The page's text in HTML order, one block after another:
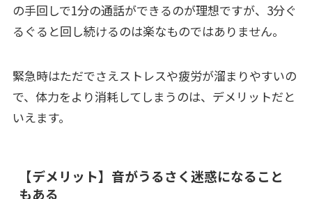
の手回しで1分の通話ができるのが理想ですが、3分ぐ
るぐると回し続けるのは楽なものではありません。
緊急時はただでさえストレスや疲労が溜まりやすいの
で、体力をより消耗してしまうのは、デメリットだと
いえます。
【デメリット】音がうるさく迷惑になること
もある